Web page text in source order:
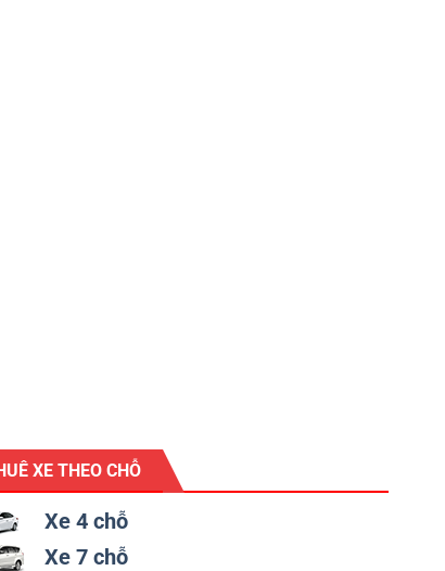
XE THEO CHỖ
Xe 4 chỗ
Xe 7 chỗ